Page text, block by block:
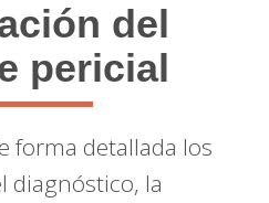
del
pericial
forma detallada los
diagnóstico, la